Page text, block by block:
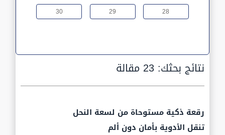
28
29
30
نتائج بحثك:23 مقالة
رقعة ذكية مستوحاة من لسعة النحل
تنقل الأدوية بأمان دون ألم